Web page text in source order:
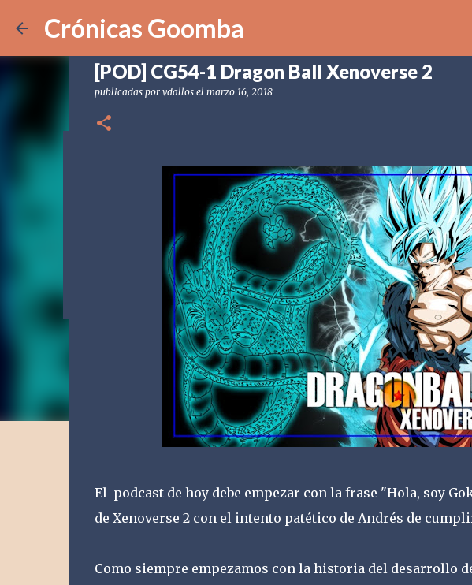
Crónicas Goomba
[POD] CG328 Shadow Labyrinth
Crónicas Goomba eljulio 24, 2026 [POD] PODCAST [PS5] PLAYSTATION 5
[POD] CG54-1 Dragon Ball Xenoverse 2
publicadas por vdallos el marzo 16, 2018
El podcast de hoy debe empezar con la frase "Hola, soy
de Xenoverse 2 con el intento patético de Andrés de
Como siempre empezamos con la historia del desarrollo